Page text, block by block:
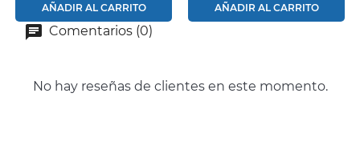
AÑADIR AL CARRITO AÑADIR AL CARRITO
Comentarios (0)
No hay reseñas de clientes en este momento.